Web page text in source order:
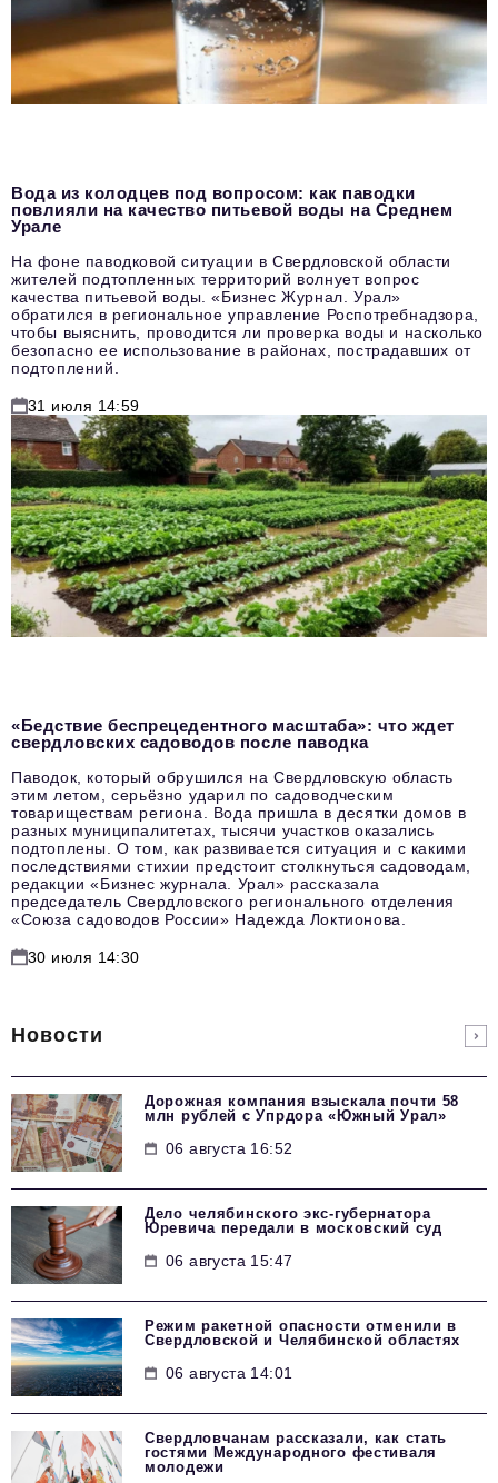
Вода из колодцев под вопросом: как паводки
повлияли на качество питьевой воды на Среднем
Урале
На фоне паводковой ситуации в Свердловской области
жителей подтопленных территорий волнует вопрос
качества питьевой воды. «Бизнес Журнал. Урал»
обратился в региональное управление Роспотребнадзора,
чтобы выяснить, проводится ли проверка воды и насколько
безопасно ее использование в районах, пострадавших от
подтоплений.
31 июля 14:59
«Бедствие беспрецедентного масштаба»: что ждет
свердловских садоводов после паводка
Паводок, который обрушился на Свердловскую область
этим летом, серьёзно ударил по садоводческим
товариществам региона. Вода пришла в десятки домов в
разных муниципалитетах, тысячи участков оказались
подтоплены. О том, как развивается ситуация и с какими
последствиями стихии предстоит столкнуться садоводам,
редакции «Бизнес журнала. Урал» рассказала
председатель Свердловского регионального отделения
«Союза садоводов России» Надежда Локтионова.
30 июля 14:30
Новости
Дорожная компания взыскала почти 58
млн рублей с Упрдора «Южный Урал»
06 августа 16:52
Дело челябинского экс-губернатора
Юревича передали в московский суд
06 августа 15:47
Режим ракетной опасности отменили в
Свердловской и Челябинской областях
06 августа 14:01
Свердловчанам рассказали, как стать
гостями Международного фестиваля
молодежи